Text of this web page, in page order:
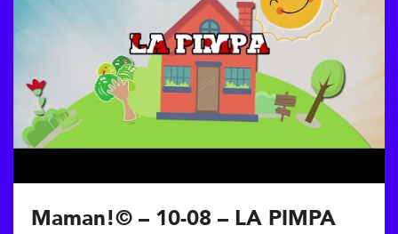
Maman!© – 10-08 – LA PIMPA